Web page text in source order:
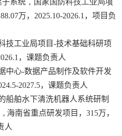
子系统 ，国家国防科技工业局项
88.07万， 2025.10-2026.1 ，项目负
技工业局项目-技术基础科研项
，课题负责人
中心-数据产品制作及软件开发
2027.5，课题负责人
船舶水下清洗机器人系统研制
, 海南省重点研发项目， 315万，
人